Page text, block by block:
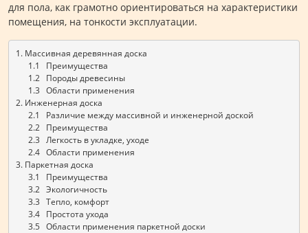
для пола, как грамотно ориентироваться на характеристики
помещения, на тонкости эксплуатации.
1. Массивная деревянная доска
      1.1   Преимущества
      1.2   Породы древесины
      1.3   Области применения
2. Инженерная доска
      2.1   Различие между массивной и инженерной доской
      2.2   Преимущества
      2.3   Легкость в укладке, уходе
      2.4   Области применения
3. Паркетная доска
      3.1   Преимущества
      3.2   Экологичность
      3.3   Тепло, комфорт
      3.4   Простота ухода
      3.5   Области применения паркетной доски